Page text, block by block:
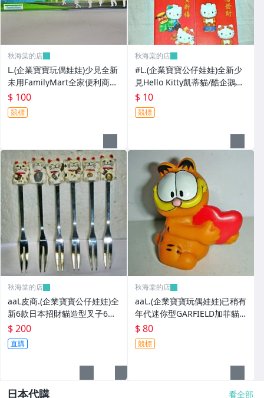
秋海棠的店
L.(企業寶寶玩偶娃娃)少見全新
未用FamilyMart全家便利商店
鐵質筆盒!--值得擁有!
$ 100
競標
秋海棠的店
#L.(企業寶寶公仔娃娃)全新少
見Hello Kitty凱蒂貓/酷企鵝造
型紅包袋5個一套誠泰銀行所
贈!
$ 10
競標
秋海棠的店
aaL皮商.(企業寶寶公仔娃娃)全
新6款日本招財貓造型叉子6
入!!--造型都不一樣值得收藏!!/
大4/-P
$ 200
直購
秋海棠的店
aaL.(企業寶寶玩偶娃娃)已稍有
年代迷你型GARFIELD加菲貓
拿紅色心型造型公仔!--保存良
好值得收藏!/6房樂箱1
$ 80
競標
日本代購 看全部